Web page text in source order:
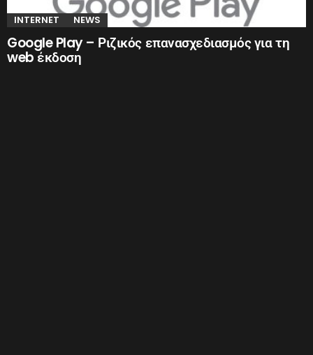
INTERNET NEWS
Google Play – Ριζικός επανασχεδιασμός για τη
web έκδοση